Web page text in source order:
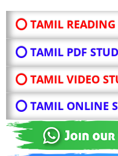
⭕ TAMIL
⭕ TAMIL PDF
⭕ TAMIL VIDEO
⭕ TAMIL ONLINE